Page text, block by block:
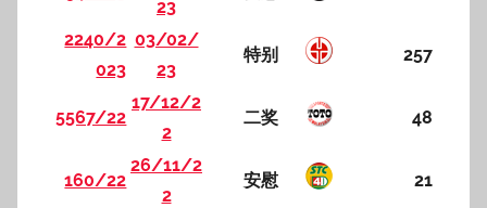
23
2240/2
023
03/02/
23
特别 257
5567/22
17/12/2
2
二奖 48
160/22
26/11/2
2
安慰 21